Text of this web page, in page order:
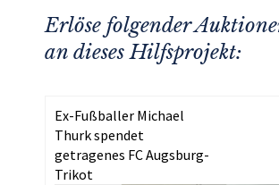
Erlöse folgender
an dieses Hilfsprojekt:
Ex-Fußballer Michael
Thurk spendet
getragenes FC Augsburg-
Trikot